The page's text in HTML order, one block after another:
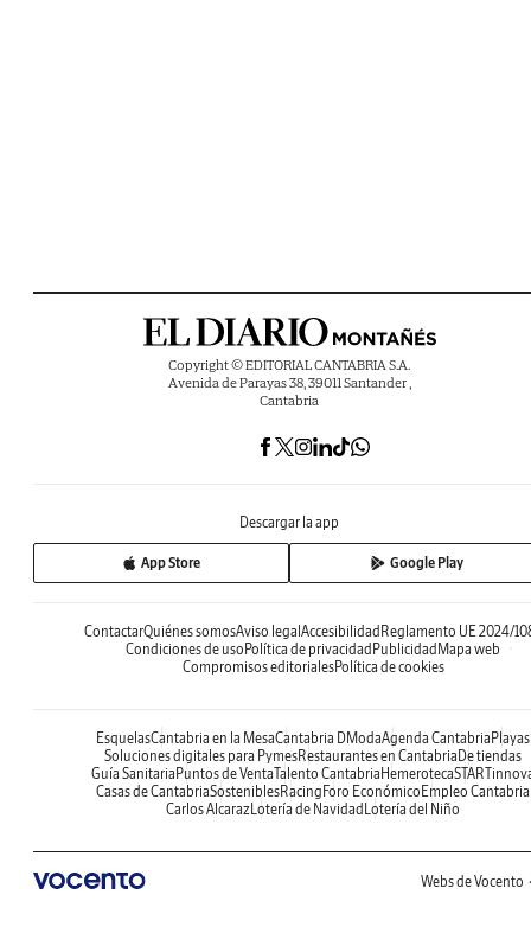
Copyright © EDITORIAL CANTABRIA S.A.
Avenida de Parayas 38, 39011 Santander ,
Cantabria
Descargar la app
App Store Google Play
ContactarQuiénes somosAviso legalAccesibilidadReglamento UE 2024/
Condiciones de usoPolítica de privacidadPublicidadMapa web
Compromisos editorialesPolítica de cookies
EsquelasCantabria en la MesaCantabria DModaAgenda CantabriaPlayas
Soluciones digitales para PymesRestaurantes en CantabriaDe tiendas
Guía SanitariaPuntos de VentaTalento CantabriaHemeroteca
Casas de CantabriaSosteniblesRacingForo EconómicoEmpleo Cantabria
Carlos AlcarazLotería de NavidadLotería del Niño
Webs de Vocento